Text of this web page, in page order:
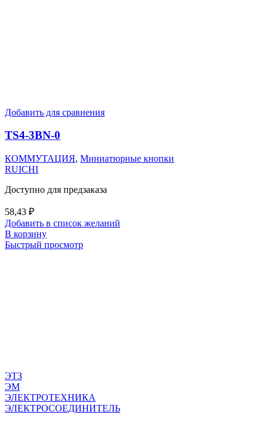
Добавить для сравнения
TS4-3BN-0
КОММУТАЦИЯ, Миниатюрные кнопки
RUICHI
Доступно для предзаказа
58,43 ₽
Добавить в список желаний
В корзину
Быстрый просмотр
ЭТЗ
ЭМ
ЭЛЕКТРОТЕХНИКА
ЭЛЕКТРОСОЕДИНИТЕЛЬ